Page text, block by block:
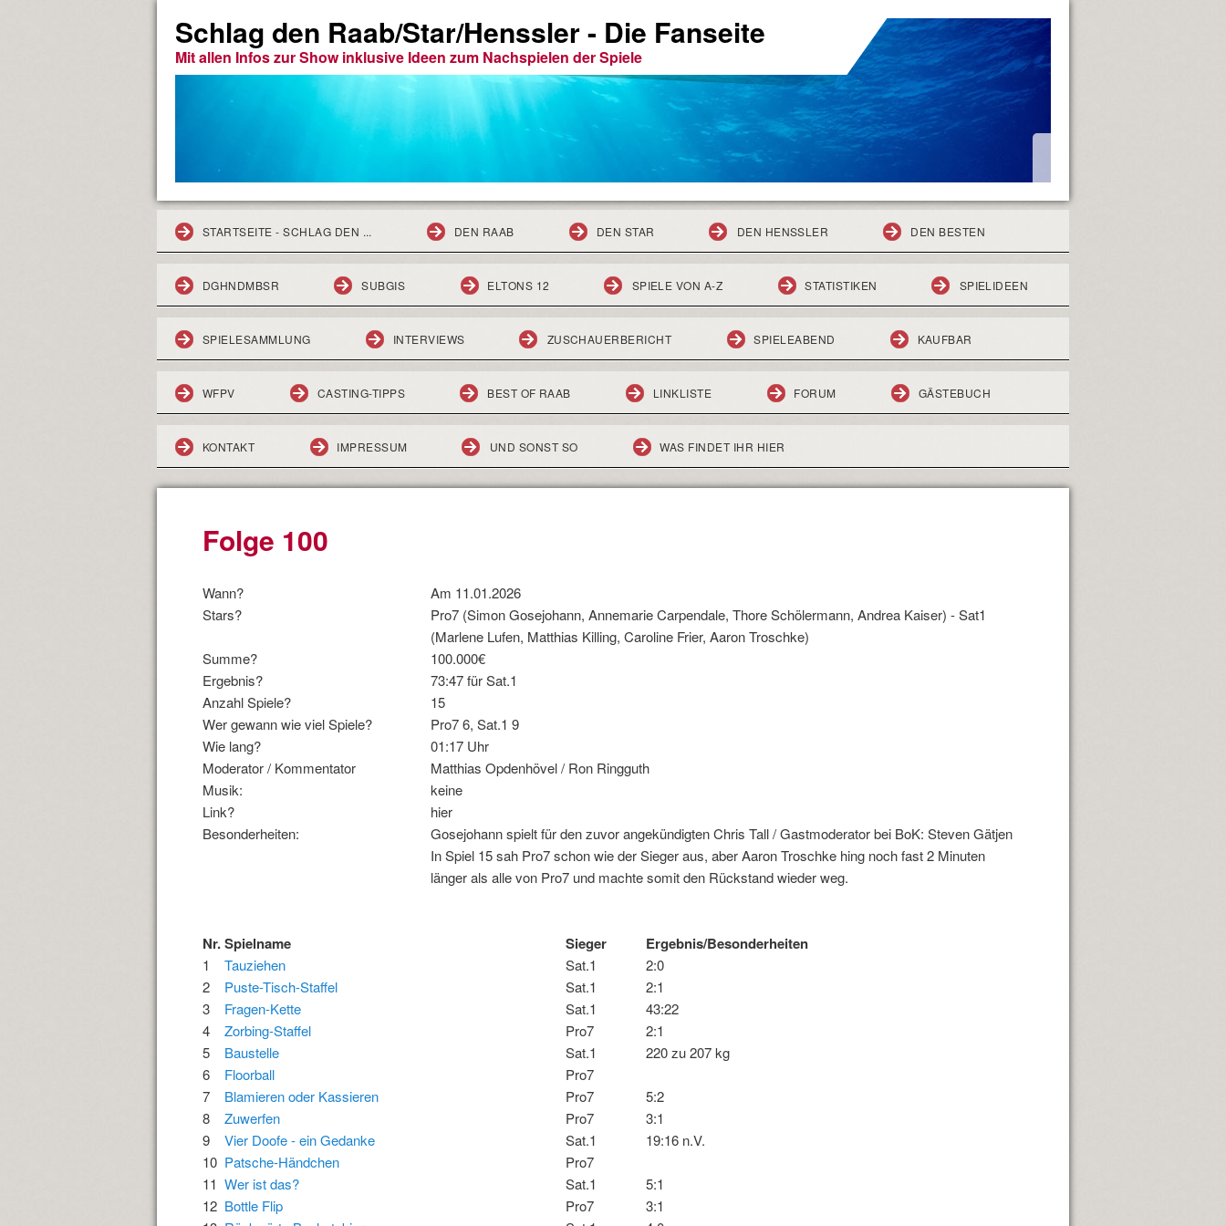
Schlag den Raab/Star/Henssler - Die Fanseite
Mit allen Infos zur Show inklusive Ideen zum Nachspielen der Spiele
STARTSEITE - SCHLAG DEN ... DEN RAAB DEN STAR DEN HENSSLER DEN BESTEN
DGHNDMBSR SUBGIS ELTONS 12 SPIELE VON A-Z STATISTIKEN SPIELIDEEN
SPIELESAMMLUNG INTERVIEWS ZUSCHAUERBERICHT SPIELEABEND KAUFBAR
WFPV CASTING-TIPPS BEST OF RAAB LINKLISTE FORUM GÄSTEBUCH
KONTAKT IMPRESSUM UND SONST SO WAS FINDET IHR HIER
Folge 100
Wann?
Am 11.01.2026
Stars?
Pro7 (Simon Gosejohann, Annemarie Carpendale, Thore Schölermann, Andrea Kaiser) - Sat1
(Marlene Lufen, Matthias Killing, Caroline Frier, Aaron Troschke)
Summe?
100.000€
Ergebnis?
73:47 für Sat.1
Anzahl Spiele?
15
Wer gewann wie viel Spiele?
Pro7 6, Sat.1 9
Wie lang?
01:17 Uhr
Moderator / Kommentator
Matthias Opdenhövel / Ron Ringguth
Musik:
keine
Link?
hier
Besonderheiten:
Gosejohann spielt für den zuvor angekündigten Chris Tall / Gastmoderator bei BoK: Steven Gätjen
In Spiel 15 sah Pro7 schon wie der Sieger aus, aber Aaron Troschke hing noch fast 2 Minuten
länger als alle von Pro7 und machte somit den Rückstand wieder weg.
Nr.Spielname Sieger Ergebnis/Besonderheiten
1 Tauziehen Sat.1
2:0
2
Puste-Tisch-Staffel Sat.1
2:1
3
Fragen-Kette Sat.1
43:22
4
Zorbing-Staffel Pro7
2:1
5
Baustelle Sat.1
220 zu 207 kg
6
Floorball
Pro7
7
Blamieren oder Kassieren Pro7
5:2
8
Zuwerfen Pro7
3:1
9
Vier Doofe - ein Gedanke Sat.1
19:16 n.V.
10 Patsche-Händchen
Pro7
11 Wer ist das? Sat.1
5:1
12 Bottle Flip Pro7
3:1